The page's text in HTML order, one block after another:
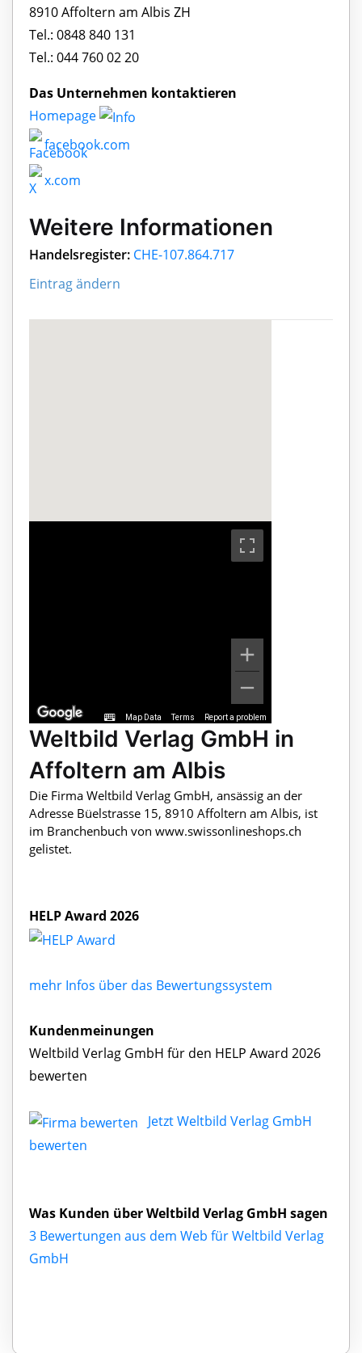
8910 Affoltern am Albis ZH
Tel.: 0848 840 131
Tel.: 044 760 02 20
Das Unternehmen kontaktieren
Homepage
facebook.com
x.com
Weitere Informationen
Handelsregister: CHE-107.864.717
Eintrag ändern
Map Data Terms Report a problem
Weltbild Verlag GmbH in
Affoltern am Albis
Die Firma Weltbild Verlag GmbH, ansässig an der
Adresse Büelstrasse 15, 8910 Affoltern am Albis, ist
im Branchenbuch von www.swissonlineshops.ch
gelistet.
HELP Award 2026
mehr Infos über das Bewertungssystem
Kundenmeinungen
Weltbild Verlag GmbH für den HELP Award 2026
bewerten
Jetzt Weltbild Verlag GmbH
bewerten
Was Kunden über Weltbild Verlag GmbH sagen
3 Bewertungen aus dem Web für Weltbild Verlag
GmbH